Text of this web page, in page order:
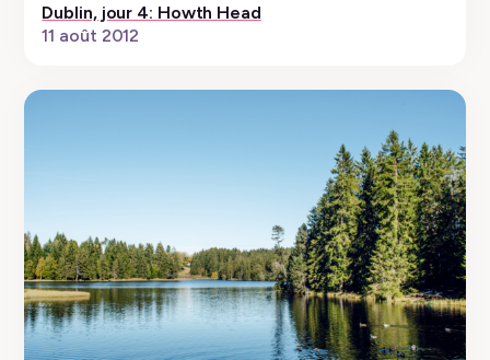
Dublin, jour 4: Howth Head
11 août 2012